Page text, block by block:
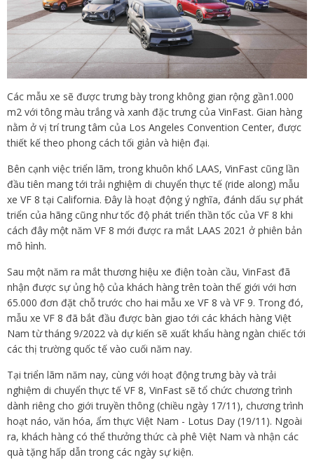
Các mẫu xe sẽ được trưng bày trong không gian rộng gần1.000
m2 với tông màu trắng và xanh đặc trưng của VinFast. Gian hàng
nằm ở vị trí trung tâm của Los Angeles Convention Center, được
thiết kế theo phong cách tối giản và hiện đại.
Bên cạnh việc triển lãm, trong khuôn khổ LAAS, VinFast cũng lần
đầu tiên mang tới trải nghiệm di chuyển thực tế (ride along) mẫu
xe VF 8 tại California. Đây là hoạt động ý nghĩa, đánh dấu sự phát
triển của hãng cũng như tốc độ phát triển thần tốc của VF 8 khi
cách đây một năm VF 8 mới được ra mắt LAAS 2021 ở phiên bản
mô hình.
Sau một năm ra mắt thương hiệu xe điện toàn cầu, VinFast đã
nhận được sự ủng hộ của khách hàng trên toàn thế giới với hơn
65.000 đơn đặt chỗ trước cho hai mẫu xe VF 8 và VF 9. Trong đó,
mẫu xe VF 8 đã bắt đầu được bàn giao tới các khách hàng Việt
Nam từ tháng 9/2022 và dự kiến sẽ xuất khẩu hàng ngàn chiếc tới
các thị trường quốc tế vào cuối năm nay.
Tại triển lãm năm nay, cùng với hoạt động trưng bày và trải
nghiệm di chuyển thực tế VF 8, VinFast sẽ tổ chức chương trình
dành riêng cho giới truyền thông (chiều ngày 17/11), chương trình
hoạt náo, văn hóa, ẩm thực Việt Nam - Lotus Day (19/11). Ngoài
ra, khách hàng có thể thưởng thức cà phê Việt Nam và nhận các
quà tặng hấp dẫn trong các ngày sự kiện.